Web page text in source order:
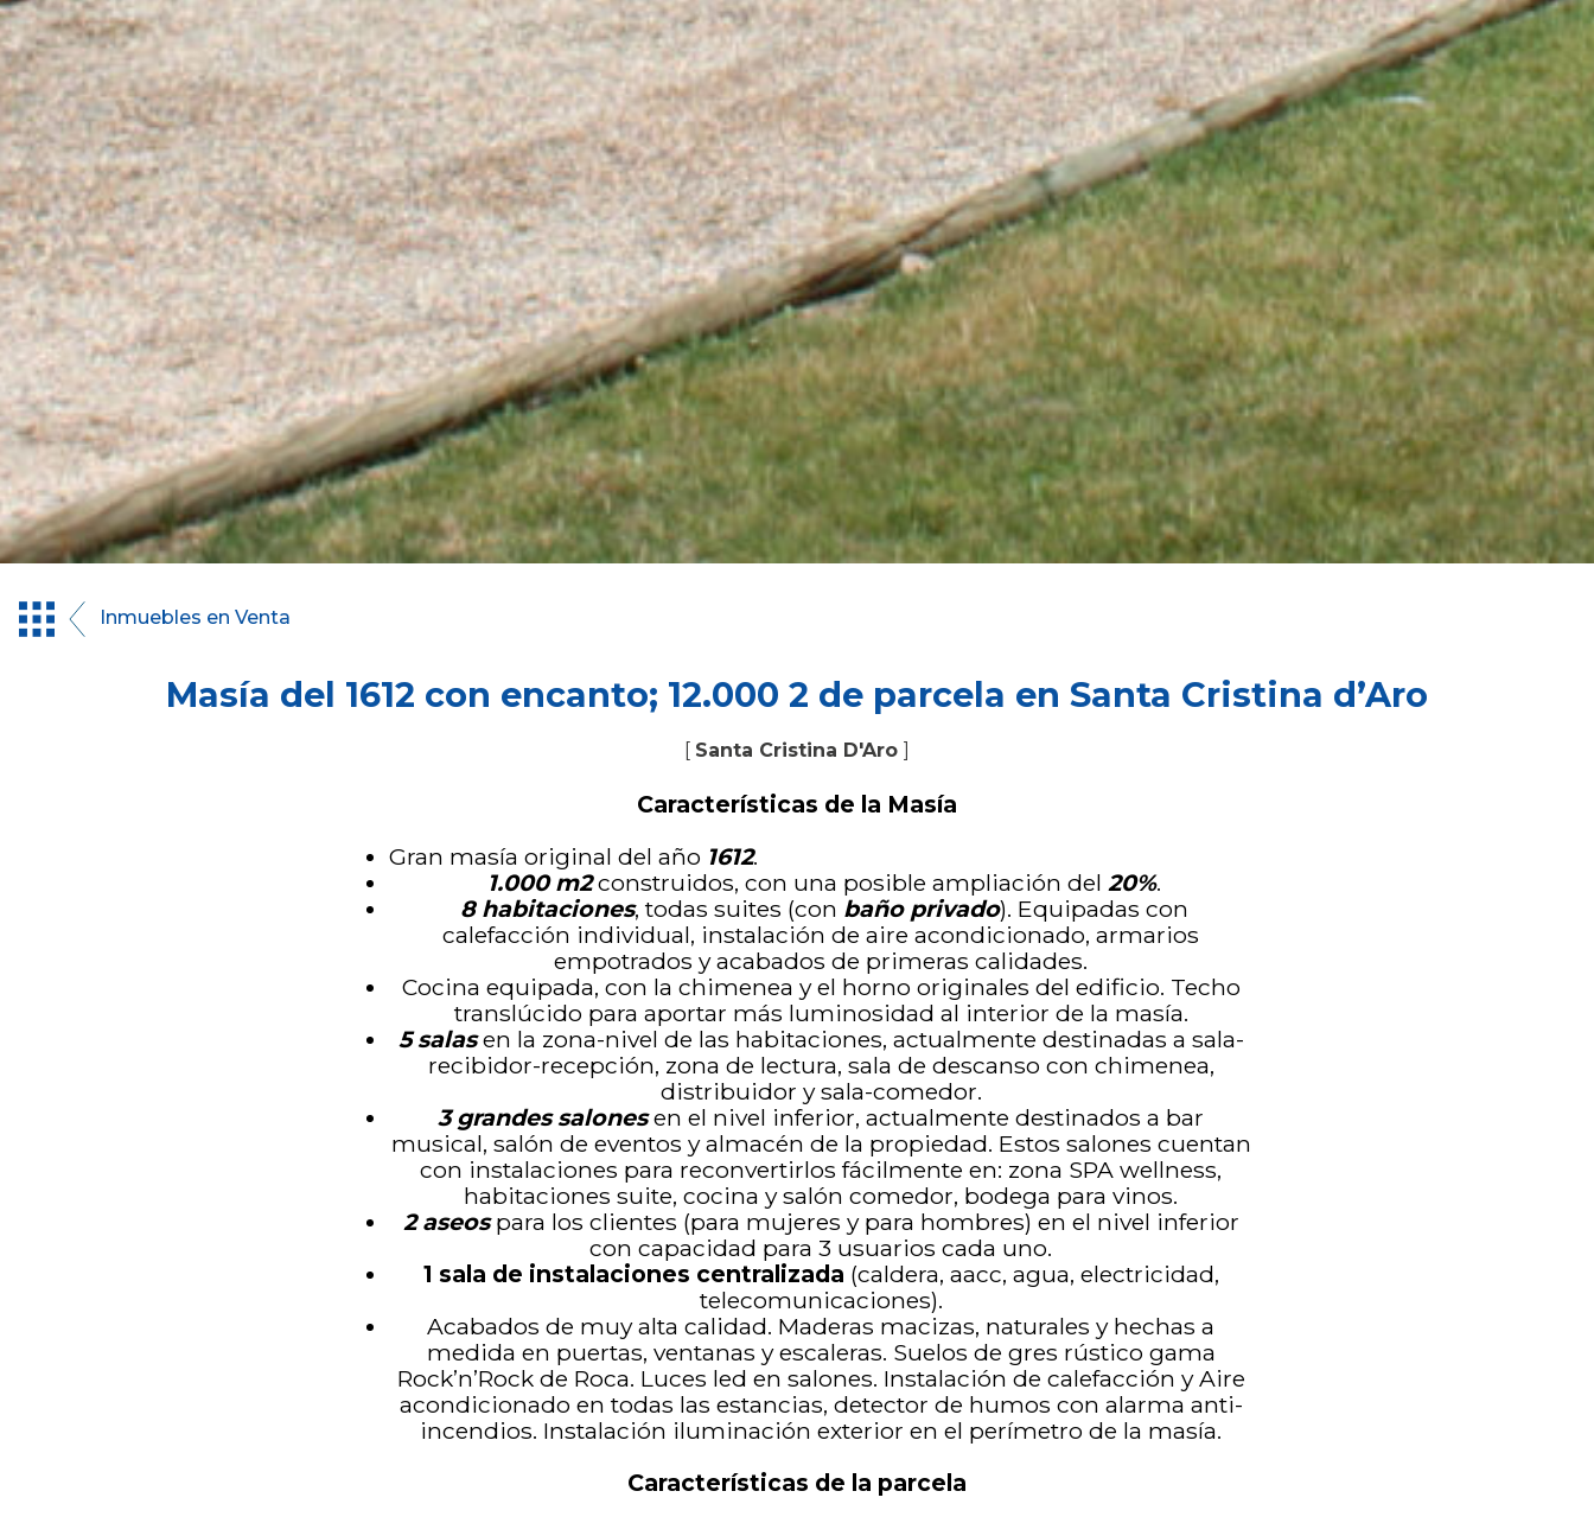
Inmuebles en Venta
Masía del 1612 con encanto; 12.000 2 de parcela en Santa Cristina d’Aro
[ Santa Cristina D'Aro ]
Características de la Masía
Gran masía original del año 1612.
1.000 m2construidos, con una posible ampliación del 20%.
8 habitaciones, todas suites (con baño privado). Equipadas con
calefacción individual, instalación de aire acondicionado, armarios
empotrados y acabados de primeras calidades.
Cocina equipada, con la chimenea y el horno originales del edificio. Techo
translúcido para aportar más luminosidad al interior de la masía.
5 salas en la zona-nivel de las habitaciones, actualmente destinadas a sala-
recibidor-recepción, zona de lectura, sala de descanso con chimenea,
distribuidor y sala-comedor.
3 grandes salonesen el nivel inferior, actualmente destinados a bar
musical, salón de eventos y almacén de la propiedad. Estos salones cuentan
con instalaciones para reconvertirlos fácilmente en: zona SPA wellness,
habitaciones suite, cocina y salón comedor, bodega para vinos.
2 aseospara los clientes (para mujeres y para hombres) en el nivel inferior
con capacidad para 3 usuarios cada uno.
1 sala de instalaciones centralizada (caldera, aacc, agua, electricidad,
telecomunicaciones).
Acabados de muy alta calidad. Maderas macizas, naturales y hechas a
medida en puertas, ventanas y escaleras. Suelos de gres rústico gama
Rock’n’Rock de Roca. Luces led en salones. Instalación de calefacción y Aire
acondicionado en todas las estancias, detector de humos con alarma anti-
incendios. Instalación iluminación exterior en el perímetro de la masía.
Características de la parcela